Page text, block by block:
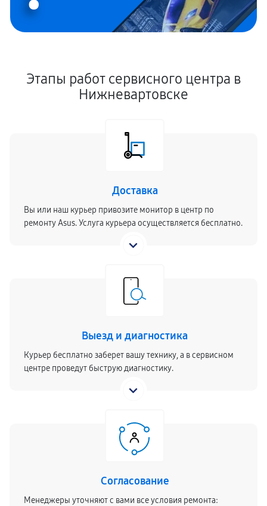
Этапы работ сервисного центра в
Нижневартовске
Доставка
Вы или наш курьер привозите монитор в центр по
ремонту Asus. Услуга курьера осуществляется бесплатно.
Выезд и диагностика
Курьер бесплатно заберет вашу технику, а в сервисном
центре проведут быструю диагностику.
Согласование
Менеджеры уточняют с вами все условия ремонта: